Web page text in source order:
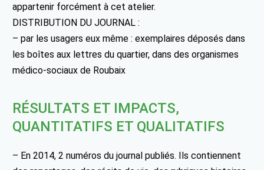
appartenir forcément à cet atelier.
DISTRIBUTION DU JOURNAL :
– par les usagers eux même : exemplaires déposés dans
les boîtes aux lettres du quartier, dans des organismes
médico-sociaux de Roubaix
RÉSULTATS ET IMPACTS,
QUANTITATIFS ET QUALITATIFS
– En 2014, 2 numéros du journal publiés. Ils contiennent